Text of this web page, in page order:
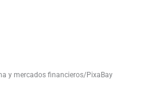
y mercados financieros/PixaBay